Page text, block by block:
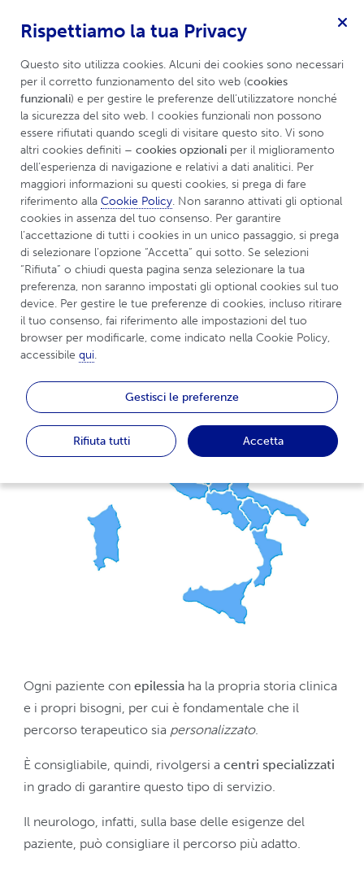
Epilessia
Menu
UCBCares Centri Epilessia
Trova il centro per
l'epilessia più vicino a
te!
Ogni paziente con epilessia ha la propria storia clinica
e i propri bisogni, per cui è fondamentale che il
percorso terapeutico sia personalizzato.
È consigliabile, quindi, rivolgersi a centri specializzati
in grado di garantire questo tipo di servizio.
Il neurologo, infatti, sulla base delle esigenze del
paziente, può consigliare il percorso più adatto.
Rispettiamo la tua Privacy
Questo sito utilizza cookies. Alcuni dei cookies sono necessari
per il corretto funzionamento del sito web (cookies
funzionali) e per gestire le preferenze dell’utilizzatore nonché
la sicurezza del sito web. I cookies funzionali non possono
essere rifiutati quando scegli di visitare questo sito. Vi sono
altri cookies definiti – cookies opzionali per il miglioramento
dell’esperienza di navigazione e relativi a dati analitici. Per
maggiori informazioni su questi cookies, si prega di fare
riferimento alla Cookie Policy. Non saranno attivati gli optional
cookies in assenza del tuo consenso. Per garantire
l’accettazione di tutti i cookies in un unico passaggio, si prega
di selezionare l’opzione “Accetta” qui sotto. Se selezioni
“Rifiuta” o chiudi questa pagina senza selezionare la tua
preferenza, non saranno impostati gli optional cookies sul tuo
device. Per gestire le tue preferenze di cookies, incluso ritirare
il tuo consenso, fai riferimento alle impostazioni del tuo
browser per modificarle, come indicato nella Cookie Policy,
accessibile qui.
Rifiuta tutti
Gestisci le preferenze
Accetta